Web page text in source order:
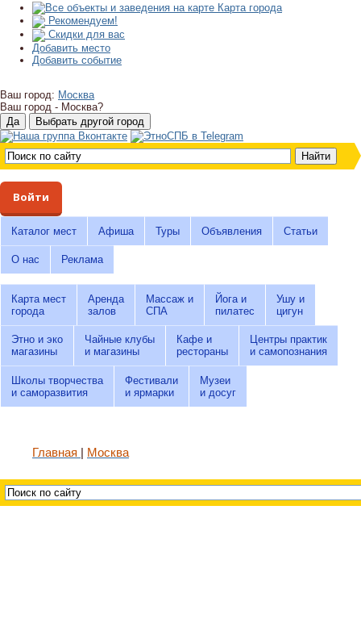
Карта города
Рекомендуем!
Скидки для вас
Добавить место
Добавить событие
Ваш город: Москва
Ваш город - Москва?
Войти
Каталог мест Афиша Туры Объявления Статьи
О нас Реклама
Карта мест
города
Аренда
залов
Массаж и
СПА
Йога и
пилатес
Ушу и
цигун
Этно и эко
магазины
Чайные клубы
и магазины
Кафе и
рестораны
Центры практик
и самопознания
Школы творчества
и саморазвития
Фестивали
и ярмарки
Музеи
и досуг
Главная Москва